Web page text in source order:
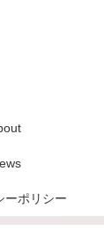
ーポリシー